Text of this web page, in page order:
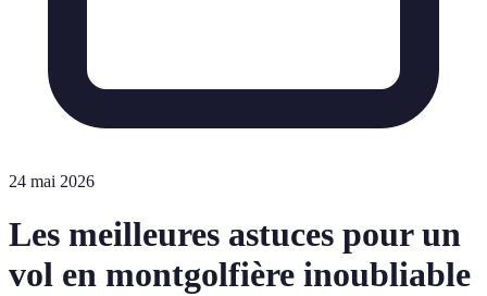
24 mai 2026
Les meilleures astuces pour un
vol en montgolfière inoubliable